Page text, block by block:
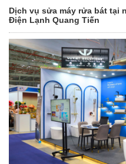
Dịch vụ sửa máy rửa bát tại
Điện Lạnh Quang Tiến